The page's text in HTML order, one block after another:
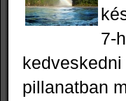
7-
pillanatban